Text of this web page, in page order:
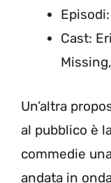
Cast:
Un’altra
al pubblico è
commedie
andata in